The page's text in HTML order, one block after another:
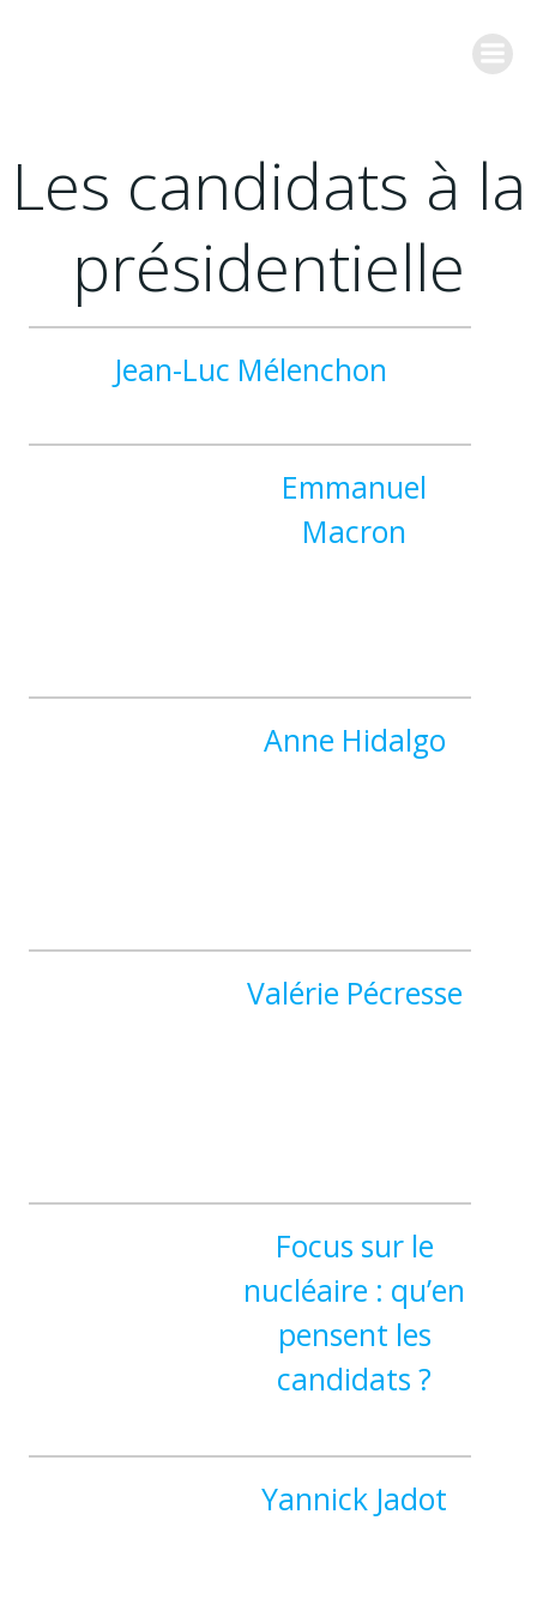
Les candidats à la
présidentielle
Jean-Luc Mélenchon
Emmanuel
Macron
Anne Hidalgo
Valérie Pécresse
Focus sur le
nucléaire : qu’en
pensent les
candidats ?
Yannick Jadot